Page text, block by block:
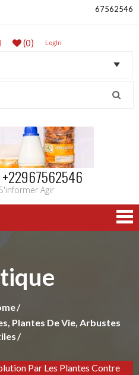
67562546
(0) LogIn
Agir
Plantes De Vie, Arbustes
Par Les Plantes Contre